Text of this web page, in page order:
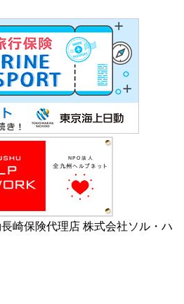
崎保険代理店 株式会社ソル・ハ